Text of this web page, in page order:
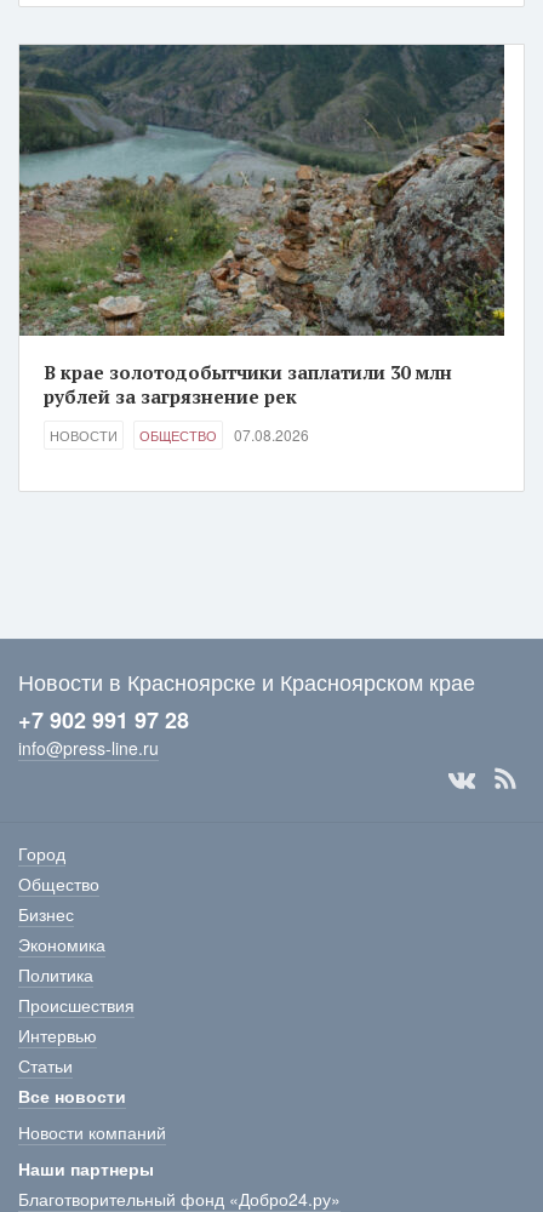
В крае золотодобытчики заплатили 30 млн
рублей за загрязнение рек
НОВОСТИ ОБЩЕСТВО 07.08.2026
Новости в Красноярске и Красноярском крае
+7 902 991 97 28
info@press-line.ru
Город
Общество
Бизнес
Экономика
Политика
Происшествия
Интервью
Статьи
Все новости
Новости компаний
Наши партнеры
Благотворительный фонд «Добро24.ру»